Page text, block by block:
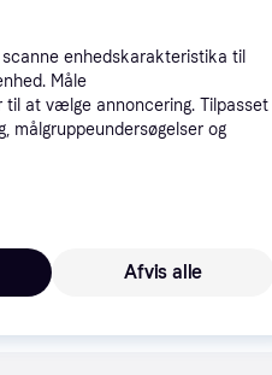
fragt,3-4 dage 180 kr.
Eller 60 kr./md.
fragt
Eller 83 kr./md.
enhedskarakteristika til
Måle
at vælge annoncering. Tilpasset
målgruppeundersøgelser og
Afvis alle